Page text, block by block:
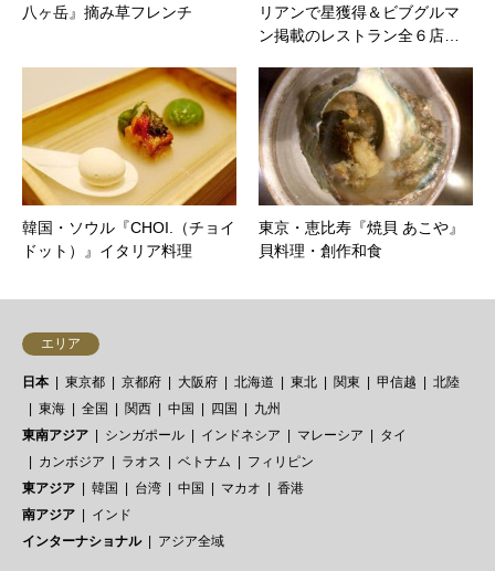
八ヶ岳』摘み草フレンチ
リアンで星獲得＆ビブグルマ
ン掲載のレストラン全６店…
韓国・ソウル『CHOI.（チョイ
ドット）』イタリア料理
東京・恵比寿『焼貝 あこや』
貝料理・創作和食
エリア
日本 東京都 京都府 大阪府 北海道 東北 関東 甲信越
北陸
東海
全国 関西 中国 四国
九州
東南アジア
シンガポール インドネシア マレーシア
タイ
カンボジア
ラオス ベトナム
フィリピン
東アジア
韓国 台湾 中国 マカオ
香港
南アジア
インド
インターナショナル
アジア全域